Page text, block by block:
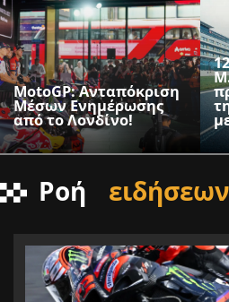
MotoGP: Ανταπόκριση
Μέσων Ενημέρωσης
από το Λονδίνο!
Ροή ειδήσεων